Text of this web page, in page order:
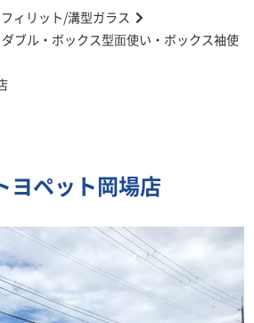
ィリット/溝型ガラス
ブル・ボックス型⾯使い・ボックス袖使
ヨペット岡場店